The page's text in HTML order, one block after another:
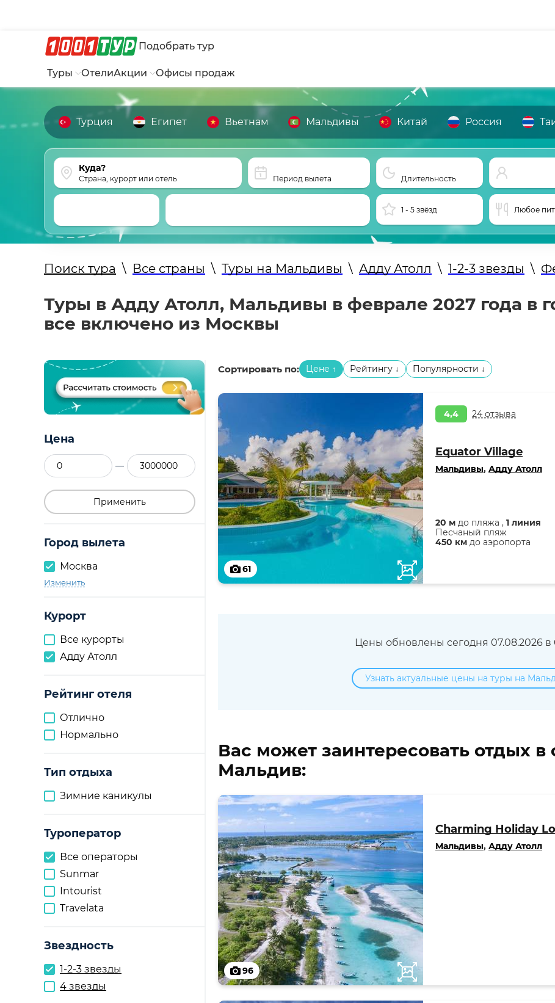
Подобрать тур
Туры ОтелиАкции Офисы продаж
Турция Египет Вьетнам Мальдивы Китай Россия
Страна, курорт или отель Период вылета Длительность
1 - 5 звёзд Любое
Поиск тура \ Все страны \ Туры на Мальдивы \ Адду Атолл \ 1-2-3 звезды \
Туры в Адду Атолл, Мальдивы в феврале 2027 года в
все включено из Москвы
Цена
—
Применить
Город вылета
Москва
Изменить
Курорт
Все курорты
Адду Атолл
Рейтинг отеля
Отлично
Нормально
Тип отдыха
Зимние каникулы
Туроператор
Все операторы
Sunmar
Intourist
Travelata
Звездность
1-2-3 звезды
4 звезды
Сортировать по: Цене ↑ Рейтингу ↓ Популярности ↓
61
4,4 24 отзыва
Equator Village
Мальдивы, Адду Атолл
20 м до пляжа , 1 линия
Песчаный пляж
450 км до аэропорта
Цены обновлены сегодня 07.08.2026
Узнать актуальные цены на туры на
Вас может заинтересовать отдых
Мальдив:
96
Charming Holiday
Мальдивы, Адду Атолл